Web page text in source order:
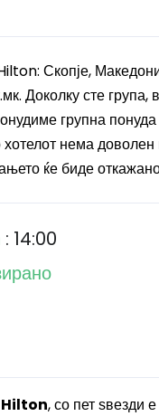
Скопје,
Доколку сте
групна
нема
ќе биде
: 14:00
Hilton, со пет ѕвезди